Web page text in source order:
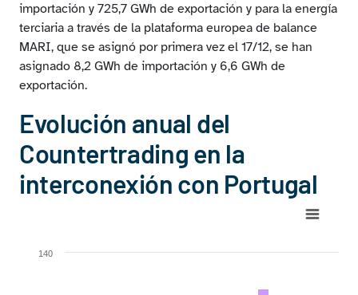
importación y 725,7 GWh de exportación y para la energía
terciaria a través de la plataforma europea de balance
MARI, que se asignó por primera vez el 17/12, se han
asignado 8,2 GWh de importación y 6,6 GWh de
exportación.
Evolución anual del
Countertrading en la
interconexión con Portugal
The chart has 1 X axis displaying categories.
140